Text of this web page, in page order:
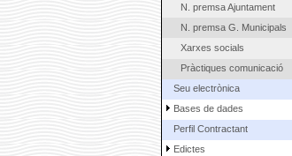
N. premsa Ajuntament
N. premsa G. Municipals
Xarxes socials
Pràctiques comunicació
Seu electrònica
Bases de dades
Perfil Contractant
Edictes